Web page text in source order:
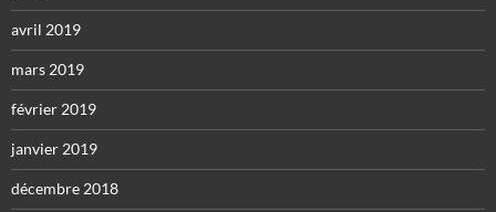
avril 2019
mars 2019
février 2019
janvier 2019
décembre 2018